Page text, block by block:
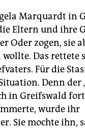
Marquardt in
Eltern und ihre
Oder zogen, sie
Das rettete
Für die
Denn der
in Greifswald
wurde ihr
Sie mochte ihn,